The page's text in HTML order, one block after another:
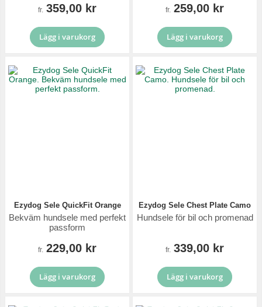
fr. 359,00 kr
Lägg i varukorg
fr. 259,00 kr
Lägg i varukorg
Ezydog Sele QuickFit Orange
Bekväm hundsele med perfekt
passform
fr. 229,00 kr
Lägg i varukorg
Ezydog Sele Chest Plate Camo
Hundsele för bil och promenad
fr. 339,00 kr
Lägg i varukorg